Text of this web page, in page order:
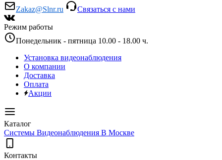
Zakaz@Slnr.ru
Связаться с нами
Режим работы
Понедельник - пятница 10.00 - 18.00 ч.
Установка видеонаблюдения
О компании
Доставка
Оплата
Акции
Каталог
Системы Видеонаблюдения В Москве
Контакты